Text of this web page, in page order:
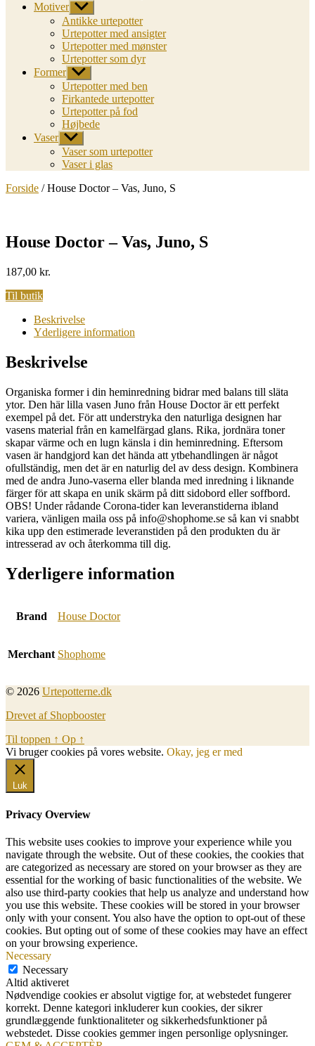
Motiver Vis
undermenu
Antikke urtepotter
Urtepotter med ansigter
Urtepotter med mønster
Urtepotter som dyr
Former Vis
undermenu
Urtepotter med ben
Firkantede urtepotter
Urtepotter på fod
Højbede
Vaser Vis
undermenu
Vaser som urtepotter
Vaser i glas
Forside / House Doctor – Vas, Juno, S
House Doctor – Vas, Juno, S
187,00 kr.
Til butik
Beskrivelse
Yderligere information
Beskrivelse
Organiska former i din heminredning bidrar med balans till släta
ytor. Den här lilla vasen Juno från House Doctor är ett perfekt
exempel på det. För att understryka den naturliga designen har
vasens material från en kamelfärgad glans. Rika, jordnära toner
skapar värme och en lugn känsla i din heminredning. Eftersom
vasen är handgjord kan det hända att ytbehandlingen är något
ofullständig, men det är en naturlig del av dess design. Kombinera
med de andra Juno-vaserna eller blanda med inredning i liknande
färger för att skapa en unik skärm på ditt sidobord eller soffbord.
OBS! Under rådande Corona-tider kan leveranstiderna ibland
variera, vänligen maila oss på info@shophome.se så kan vi snabbt
kika upp den estimerade leveranstiden på den produkten du är
intresserad av och återkomma till dig.
Yderligere information
Brand House Doctor
Merchant Shophome
© 2026 Urtepotterne.dk
Drevet af Shopbooster
Til toppen ↑ Op ↑
Vi bruger cookies på vores website. Okay, jeg er med
Luk
Privacy Overview
This website uses cookies to improve your experience while you
navigate through the website. Out of these cookies, the cookies that
are categorized as necessary are stored on your browser as they are
essential for the working of basic functionalities of the website. We
also use third-party cookies that help us analyze and understand how
you use this website. These cookies will be stored in your browser
only with your consent. You also have the option to opt-out of these
cookies. But opting out of some of these cookies may have an effect
on your browsing experience.
Necessary
Necessary
Altid aktiveret
Nødvendige cookies er absolut vigtige for, at webstedet fungerer
korrekt. Denne kategori inkluderer kun cookies, der sikrer
grundlæggende funktionaliteter og sikkerhedsfunktioner på
webstedet. Disse cookies gemmer ingen personlige oplysninger.